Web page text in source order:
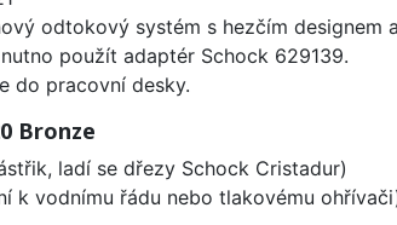
odtokový systém s hezčím designem
použít adaptér Schock 629139.
do pracovní desky.
Bronze
ladí se dřezy Schock Cristadur)
k vodnímu řádu nebo tlakovému